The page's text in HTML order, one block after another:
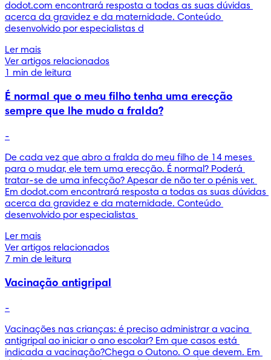
dodot.com encontrará resposta a todas as suas dúvidas
acerca da gravidez e da maternidade. Conteúdo
desenvolvido por especialistas d
Ler mais
Ver artigos relacionados
1 min de leitura
É normal que o meu filho tenha uma erecção
sempre que lhe mudo a fralda?
-
De cada vez que abro a fralda do meu filho de 14 meses
para o mudar, ele tem uma erecção. É normal? Poderá
tratar-se de uma infecção? Apesar de não ter o pénis ver.
Em dodot.com encontrará resposta a todas as suas dúvidas
acerca da gravidez e da maternidade. Conteúdo
desenvolvido por especialistas
Ler mais
Ver artigos relacionados
7 min de leitura
Vacinação antigripal
-
Vacinações nas crianças: é preciso administrar a vacina
antigripal ao iniciar o ano escolar? Em que casos está
indicada a vacinação?Chega o Outono. O que devem. Em